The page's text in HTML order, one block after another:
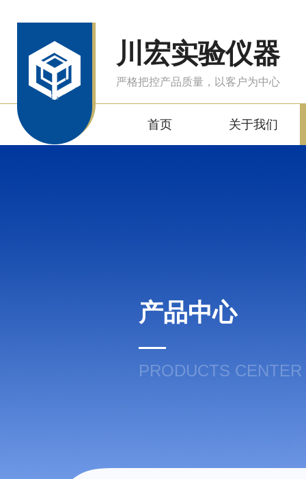
川宏实验仪器
严格把控产品质量，以客户为中心
首页 关于我们
产品中心
PRODUCTS CENTER